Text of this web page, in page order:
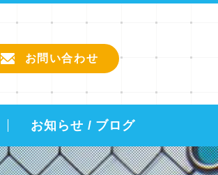
お問い合わせ
お知らせ / ブログ